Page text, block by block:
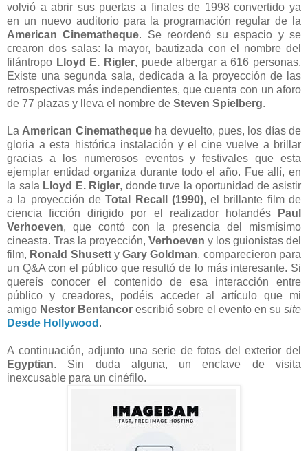
volvió a abrir sus puertas a finales de 1998 convertido ya
en un nuevo auditorio para la programación regular de la
American Cinematheque. Se reordenó su espacio y se
crearon dos salas: la mayor, bautizada con el nombre del
filántropo Lloyd E. Rigler, puede albergar a 616 personas.
Existe una segunda sala, dedicada a la proyección de las
retrospectivas más independientes, que cuenta con un aforo
de 77 plazas y lleva el nombre de Steven Spielberg.
La American Cinemathequeha devuelto, pues, los días de
gloria a esta histórica instalación y el cine vuelve a brillar
gracias a los numerosos eventos y festivales que esta
ejemplar entidad organiza durante todo el año. Fue allí, en
la sala Lloyd E. Rigler, donde tuve la oportunidad de asistir
a la proyección deTotal Recall (1990), el brillante film de
ciencia ficción dirigido por el realizador holandés
Paul
Verhoeven, que contó con la presencia del mismísimo
cineasta. Tras la proyección, Verhoeven y los guionistas del
film, Ronald ShusettyGary Goldman, comparecieron para
un Q&A con el público que resultó de lo más interesante. Si
quereís conocer el contenido de esa interacción entre
público y creadores, podéis acceder al artículo que mi
amigo Nestor Bentancor escribió sobre el evento en su site
Desde Hollywood .
A continuación, adjunto una serie de fotos del exterior del
Egyptian. Sin duda alguna, un enclave de visita
inexcusable para un cinéfilo.